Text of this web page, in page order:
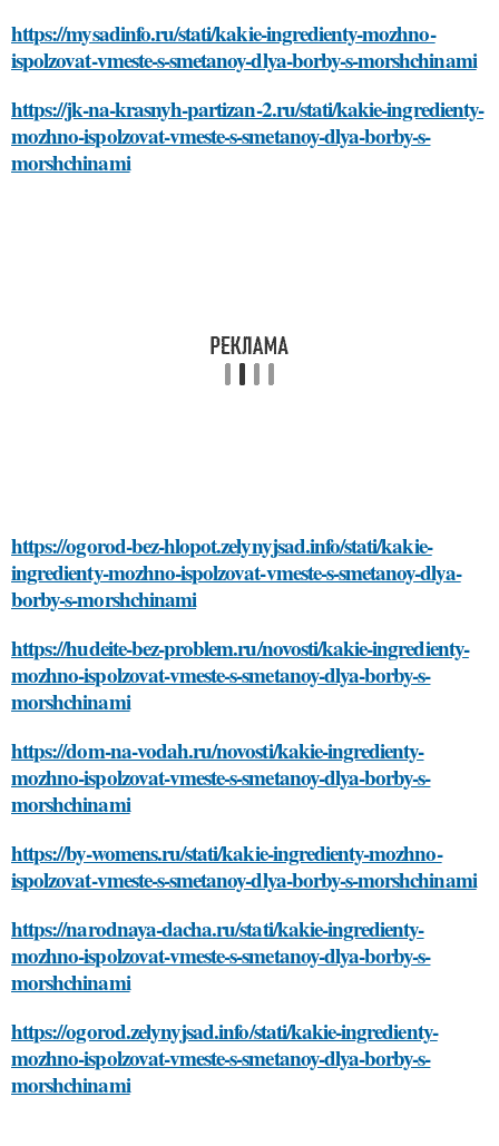
https://mysadinfo.ru/stati/kakie-ingredienty-mozhno-
ispolzovat-vmeste-s-smetanoy-dlya-borby-s-morshchinami
https://jk-na-krasnyh-partizan-2.ru/stati/kakie-ingredienty-
mozhno-ispolzovat-vmeste-s-smetanoy-dlya-borby-s-
morshchinami
https://ogorod-bez-hlopot.zelynyjsad.info/stati/kakie-
ingredienty-mozhno-ispolzovat-vmeste-s-smetanoy-dlya-
borby-s-morshchinami
https://hudeite-bez-problem.ru/novosti/kakie-ingredienty-
mozhno-ispolzovat-vmeste-s-smetanoy-dlya-borby-s-
morshchinami
https://dom-na-vodah.ru/novosti/kakie-ingredienty-
mozhno-ispolzovat-vmeste-s-smetanoy-dlya-borby-s-
morshchinami
https://by-womens.ru/stati/kakie-ingredienty-mozhno-
ispolzovat-vmeste-s-smetanoy-dlya-borby-s-morshchinami
https://narodnaya-dacha.ru/stati/kakie-ingredienty-
mozhno-ispolzovat-vmeste-s-smetanoy-dlya-borby-s-
morshchinami
https://ogorod.zelynyjsad.info/stati/kakie-ingredienty-
mozhno-ispolzovat-vmeste-s-smetanoy-dlya-borby-s-
morshchinami